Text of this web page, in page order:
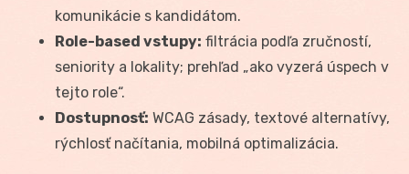
komunikácie s kandidátom.
Role-based vstupy: filtrácia podľa zručností,
seniority a lokality; prehľad „ako vyzerá úspech v
tejto role“.
Dostupnosť: WCAG zásady, textové alternatívy,
rýchlosť načítania, mobilná optimalizácia.